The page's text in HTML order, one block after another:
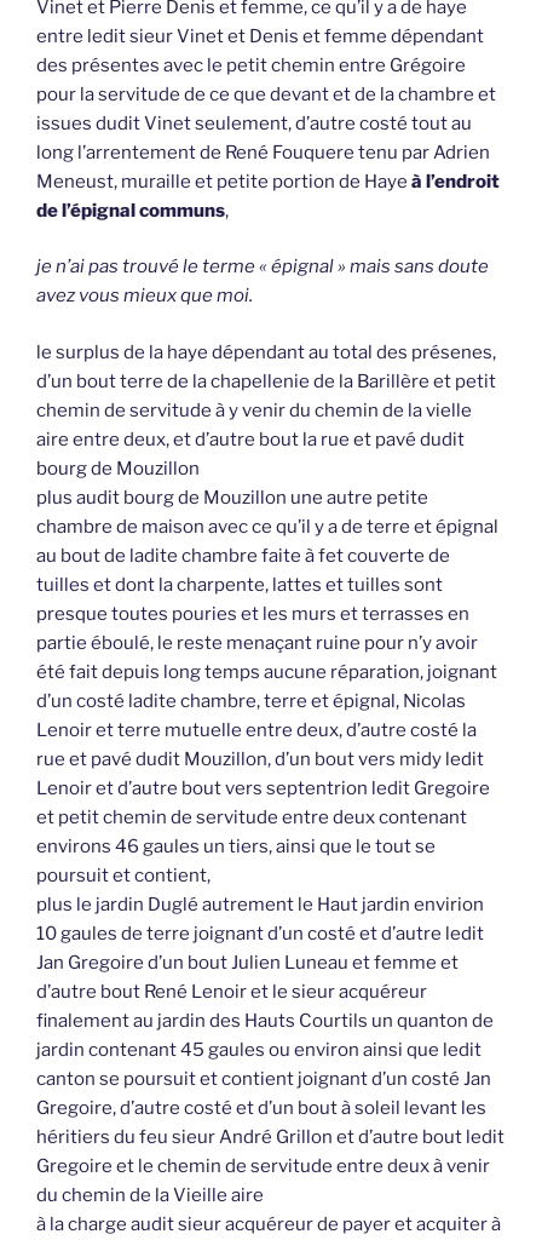
Vinet et Pierre Denis et femme, ce qu’il y a de haye
entre ledit sieur Vinet et Denis et femme dépendant
des présentes avec le petit chemin entre Grégoire
pour la servitude de ce que devant et de la chambre et
issues dudit Vinet seulement, d’autre costé tout au
long l’arrentement de René Fouquere tenu par Adrien
Meneust, muraille et petite portion de Haye à l’endroit
de l’épignal communs,
je n’ai pas trouvé le terme « épignal » mais sans doute
avez vous mieux que moi.
le surplus de la haye dépendant au total des présenes,
d’un bout terre de la chapellenie de la Barillère et petit
chemin de servitude à y venir du chemin de la vielle
aire entre deux, et d’autre bout la rue et pavé dudit
bourg de Mouzillon
plus audit bourg de Mouzillon une autre petite
chambre de maison avec ce qu’il y a de terre et épignal
au bout de ladite chambre faite à fet couverte de
tuilles et dont la charpente, lattes et tuilles sont
presque toutes pouries et les murs et terrasses en
partie éboulé, le reste menaçant ruine pour n’y avoir
été fait depuis long temps aucune réparation, joignant
d’un costé ladite chambre, terre et épignal, Nicolas
Lenoir et terre mutuelle entre deux, d’autre costé la
rue et pavé dudit Mouzillon, d’un bout vers midy ledit
Lenoir et d’autre bout vers septentrion ledit Gregoire
et petit chemin de servitude entre deux contenant
environs 46 gaules un tiers, ainsi que le tout se
poursuit et contient,
plus le jardin Duglé autrement le Haut jardin envirion
10 gaules de terre joignant d’un costé et d’autre ledit
Jan Gregoire d’un bout Julien Luneau et femme et
d’autre bout René Lenoir et le sieur acquéreur
finalement au jardin des Hauts Courtils un quanton de
jardin contenant 45 gaules ou environ ainsi que ledit
canton se poursuit et contient joignant d’un costé Jan
Gregoire, d’autre costé et d’un bout à soleil levant les
héritiers du feu sieur André Grillon et d’autre bout ledit
Gregoire et le chemin de servitude entre deux à venir
du chemin de la Vieille aire
à la charge audit sieur acquéreur de payer et acquiter à